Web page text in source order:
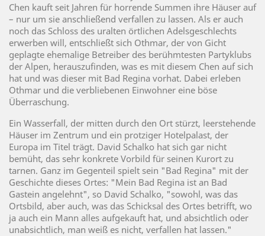
Chen kauft seit Jahren für horrende Summen ihre Häuser auf
– nur um sie anschließend verfallen zu lassen. Als er auch
noch das Schloss des uralten örtlichen Adelsgeschlechts
erwerben will, entschließt sich Othmar, der von Gicht
geplagte ehemalige Betreiber des berühmtesten Partyklubs
der Alpen, herauszufinden, was es mit diesem Chen auf sich
hat und was dieser mit Bad Regina vorhat. Dabei erleben
Othmar und die verbliebenen Einwohner eine böse
Überraschung.
Ein Wasserfall, der mitten durch den Ort stürzt, leerstehende
Häuser im Zentrum und ein protziger Hotelpalast, der
Europa im Titel trägt. David Schalko hat sich gar nicht
bemüht, das sehr konkrete Vorbild für seinen Kurort zu
tarnen. Ganz im Gegenteil spielt sein "Bad Regina" mit der
Geschichte dieses Ortes: "Mein Bad Regina ist an Bad
Gastein angelehnt", so David Schalko, "sowohl, was das
Ortsbild, aber auch, was das Schicksal des Ortes betrifft, wo
ja auch ein Mann alles aufgekauft hat, und absichtlich oder
unabsichtlich, man weiß es nicht, verfallen hat lassen."